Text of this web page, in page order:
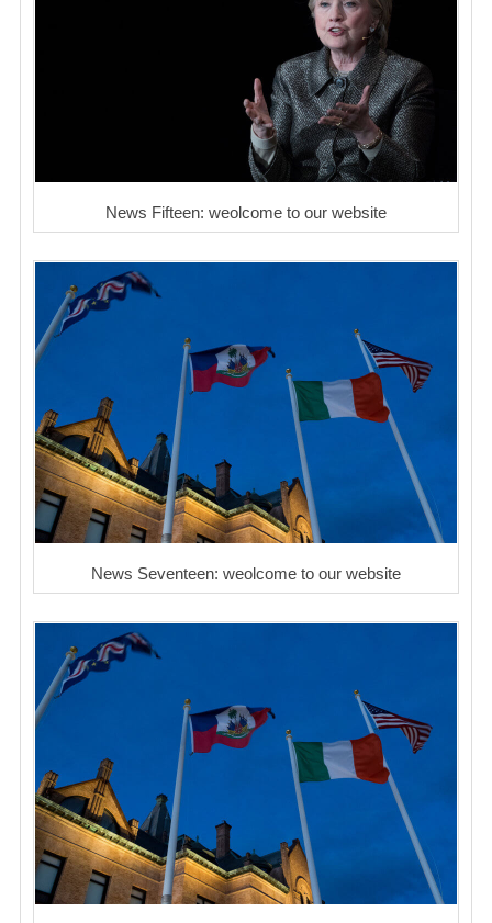
News Fifteen: weolcome to our website
News Seventeen: weolcome to our website